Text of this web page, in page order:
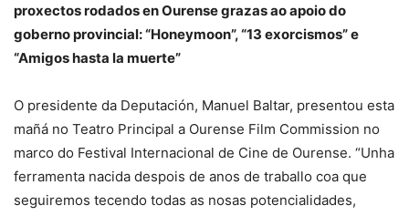
proxectos rodados en Ourense grazas ao apoio do
goberno provincial: “Honeymoon”, “13 exorcismos” e
“Amigos hasta la muerte”
O presidente da Deputación, Manuel Baltar, presentou esta
mañá no Teatro Principal a Ourense Film Commission no
marco do Festival Internacional de Cine de Ourense. “Unha
ferramenta nacida despois de anos de traballo coa que
seguiremos tecendo todas as nosas potencialidades,